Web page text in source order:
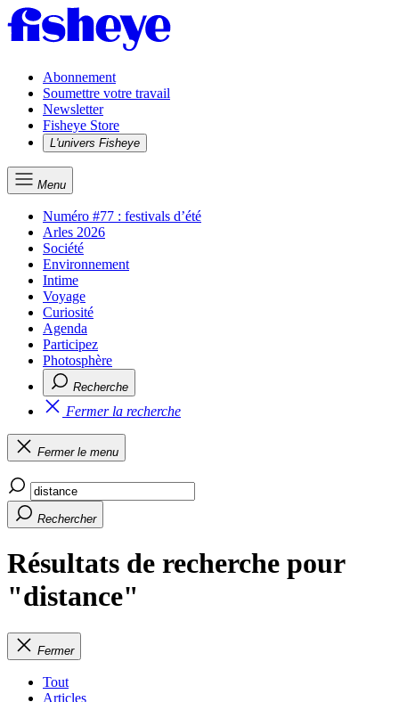
Abonnement
Soumettre votre travail
Newsletter
Fisheye Store
L'univers Fisheye
Menu
Numéro #77 : festivals d’été
Arles 2026
Société
Environnement
Intime
Voyage
Curiosité
Agenda
Participez
Photosphère
Recherche
Fermer la recherche
Fermer le menu
Rechercher
Résultats de recherche pour
"distance"
Fermer
Tout
Articles